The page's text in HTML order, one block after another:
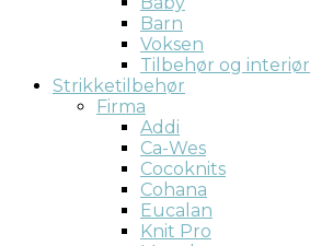
Barn
Voksen
Tilbehør og interiør
Strikketilbehør
Firma
Addi
Ca-Wes
Cocoknits
Cohana
Eucalan
Knit Pro